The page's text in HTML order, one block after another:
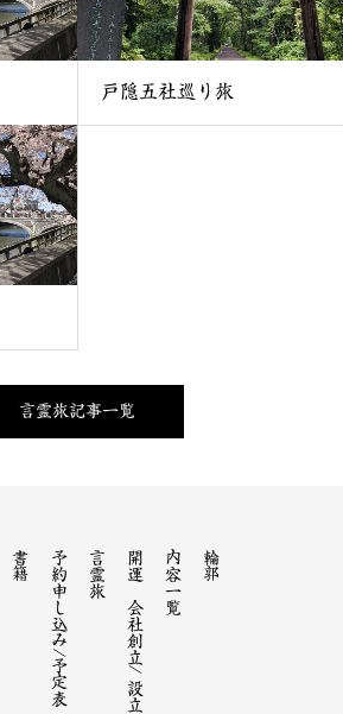
戸隠五社巡り旅
言霊旅記事一覧
輪郭
内容一覧
開運 会社創立/ 設立
言霊旅
予約申し込み/予定表
書籍